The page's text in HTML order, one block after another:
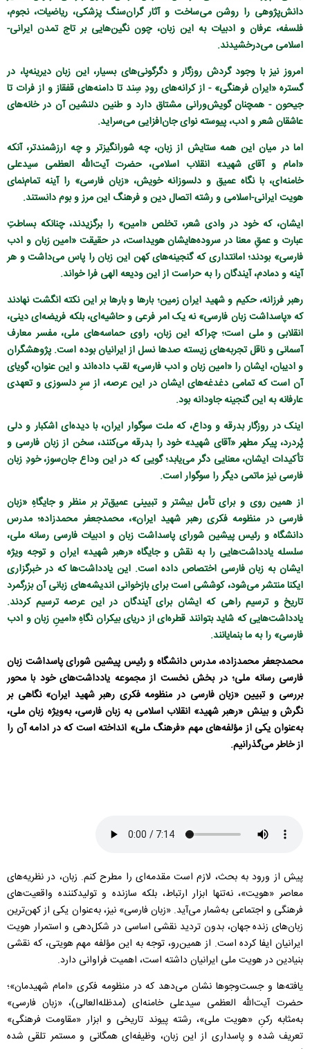
دانش‌پژوهی را روشن می‌ساخت و آثار گران‌سنگ پزشکی، ریاضیات، نجوم،
فلسفه، عرفان و ادبیات به این زبان، چون نگین‌هایی بر تاج تمدن ایرانی-
اسلامی می‌درخشیدند.
امروز نیز با وجود گردش روزگار و دگرگونی‌های بسیار، این زبان دیرینه‌پا، در
گستره «ایران فرهنگی» - از کرانه‌های رودِ سِند تا دامنه‌های قفقاز و از فرات تا
جیحون - همچنان گویش‌ورانی مشتاق دارد و طنین دلنشین آن در خانه‌های
عاشقان شعر و ادب، پیوسته نوای جان‌افزایی می‌سراید.
اما در میان این همه ستایش از زبان، چه شورانگیزتر و چه ارزشمندتر، آنکه
«امام و آقای شهید» انقلاب اسلامی، حضرت آیت‌الله العظمی سیدعلی
خامنه‌ای، با نگاه عمیق و دلسوزانه خویش، «زبان فارسی» را آینه تمام‌نمای
هویت ایرانی-اسلامی و رشته اتصال دین و فرهنگ این مرز و بوم دانستند.
ایشان، که خود در وادی شعر، تخلص «امین» را برگزیدند، چنانکه بساطتِ
عبارت و عمقِ معنا در سروده‌هایشان هویداست، در حقیقت «امین زبان و ادب
فارسی» بودند؛ امانتداری که گنجینه‌های کهن این زبان را پاس می‌داشت و هر
آینه و دمادم، آیندگان را به حراست از این ودیعه الهی فرا خواند.
رهبر فرزانه، حکیم و شهید ایران‌ زمین؛ بارها و بارها بر این نکته انگشت نهادند
که «پاسداشت زبان فارسی» نه یک امر فرعی و حاشیه‌ای، بلکه فریضه‌ای دینی،
انقلابی و ملی است؛ چراکه این زبان، راوی حماسه‌های ملی، مفسر معارف
آسمانی و ناقل تجربه‌های زیسته صدها نسل از ایرانیان بوده است. پژوهشگران
و ادیبان، ایشان را «امین زبان و ادب فارسی» لقب داده‌اند و این عنوان، گویای
آن است که تمامی دغدغه‌های ایشان در این عرصه، از سرِ دلسوزی و تعهدی
عارفانه به این گنجینه جاودانه بود.
اینک در روزگار بدرقه و وداع، که ملت سوگوار ایران، با دیده‌ای اشکبار و دلی
پُردرد، پیکر مطهر «آقای شهید» خود را بدرقه می‌کنند، سخن از زبان فارسی و
تأکیدات ایشان، معنایی دگر می‌یابد؛ گویی که در این وداع جان‌سوز، خودِ زبان
فارسی نیز ماتمی دیگر را سوگوار است.
از همین روی و برای تأمل بیشتر و تبیینی عمیق‌تر بر منظر و جایگاهِ «زبان
فارسی در منظومه فکری رهبر شهید ایران»، محمدجعفر محمدزاده؛ مدرس
دانشگاه و رئیس پیشین شورای پاسداشت زبان و ادبیات فارسی رسانه ملی،
سلسله یادداشت‌هایی را به نقش و جایگاه «رهبر شهید» ایران و توجه ویژه
ایشان به زبان فارسی اختصاص داده است. این یادداشت‌ها که در خبرگزاری
ایکنا منتشر می‌شود، کوششی است برای بازخوانی اندیشه‌های زبانی آن بزرگمرد
تاریخ و ترسیم راهی که ایشان برای آیندگان در این عرصه ترسیم کردند.
یادداشت‌هایی که شاید بتوانند قطره‌ای از دریای بیکران نگاهِ «امینِ زبان و ادب
فارسی» را به ما بنمایانند.
محمدجعفر محمدزاده، مدرس دانشگاه و رئیس پیشین شورای پاسداشت زبان
فارسی رسانه ملی؛ در بخش نخست از مجموعه یادداشت‌های خود با محور
بررسی و تبیین «زبان فارسی در منظومه فکری رهبر شهید ایران» نگاهی بر
نگرش و بینش «رهبر شهید» انقلاب اسلامی به زبان فارسی، به‌ویژه زبان ملی،
به‌عنوان یکی از مؤلفه‌های مهم «فرهنگ ملی» انداخته است که در ادامه آن را
از خاطر می‌گذرانیم.
پیش از ورود به بحث، لازم است مقدمه‌ای را مطرح کنم. زبان، در نظریه‌های
معاصر «هویت»، نه‌تنها ابزار ارتباط، بلکه سازنده و تولیدکننده واقعیت‌های
فرهنگی و اجتماعی به‌شمار می‌آید. «زبان فارسی» نیز، به‌عنوان یکی از کهن‌ترین
زبان‌های زنده جهان، بدون تردید نقشی اساسی در شکل‌دهی و استمرار هویت
ایرانیان ایفا کرده است. از همین‌رو، توجه به این مؤلفه مهم هویتی، که نقشی
بنیادین در هویت ملی ایرانیان داشته است، اهمیت فراوانی دارد.
یافته‌ها و جست‌وجوها نشان می‌دهد که در منظومه فکری «امام شهیدمان»؛
حضرت آیت‌الله العظمی سیدعلی خامنه‌ای (مدظله‌‌العالی)، «زبان فارسی»
به‌مثابه رکنِ «هویت ملی»، رشته پیوند تاریخی و ابزار «مقاومت فرهنگی»
تعریف شده و پاسداری از این زبان، وظیفه‌ای همگانی و مستمر تلقی شده